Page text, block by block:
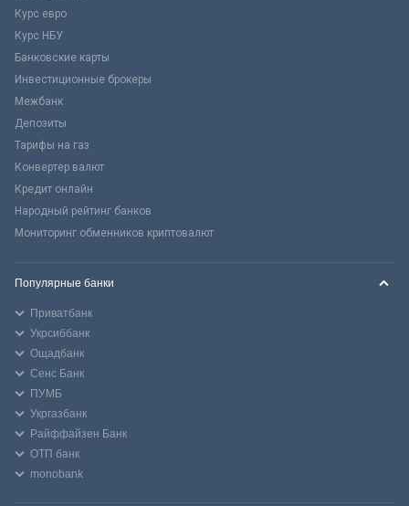
Курс евро
Курс НБУ
Банковские карты
Инвестиционные брокеры
Межбанк
Депозиты
Тарифы на газ
Конвертер валют
Кредит онлайн
Народный рейтинг банков
Мониторинг обменников криптовалют
Популярные банки
Приватбанк
Укрсиббанк
Ощадбанк
Сенс Банк
ПУМБ
Укргазбанк
Райффайзен Банк
ОТП банк
monobank